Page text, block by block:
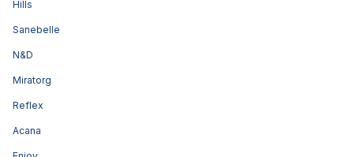
Hills
Sanebelle
N&D
Miratorg
Reflex
Acana